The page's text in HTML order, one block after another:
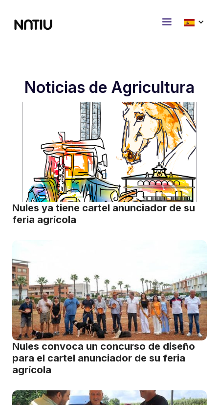
Noticias de Agricultura
Nules ya tiene cartel anunciador de su
feria agrícola
Nules convoca un concurso de diseño
para el cartel anunciador de su feria
agrícola